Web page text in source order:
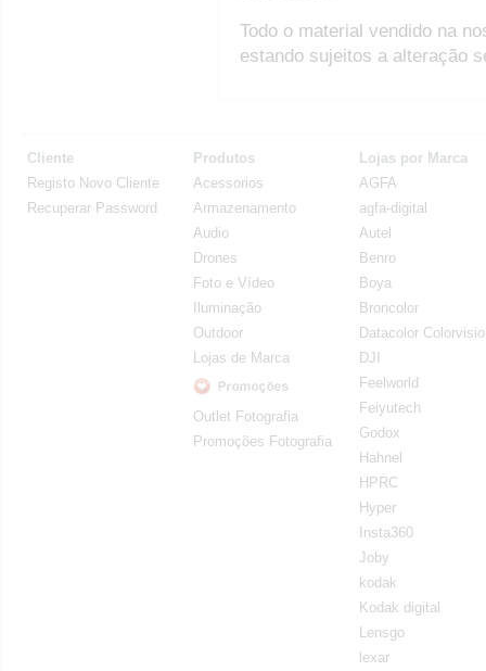
Todo o material vendido na
estando sujeitos a alteração
Cliente
Registo Novo Cliente
Recuperar Password
Produtos
Acessorios
Armazenamento
Audio
Drones
Foto e Vídeo
Iluminação
Outdoor
Lojas de Marca
Outlet Fotografia
Promoções Fotografia
Lojas por Marca
AGFA
agfa-digital
Autel
Benro
Boya
Broncolor
Datacolor
DJI
Feelworld
Feiyutech
Godox
Hahnel
HPRC
Hyper
Insta360
Joby
kodak
Kodak digital
Lensgo
lexar